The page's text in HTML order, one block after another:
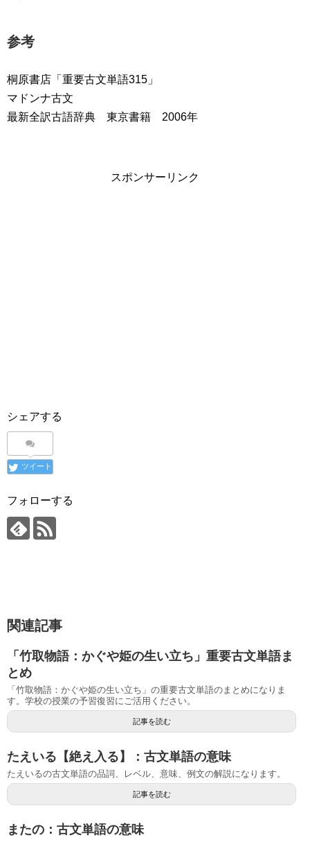
参考
桐原書店「重要古文単語315」
マドンナ古文
最新全訳古語辞典 東京書籍 2006年
スポンサーリンク
シェアする
ツイート
フォローする
関連記事
「竹取物語：かぐや姫の生い立ち」重要古文単語ま
とめ
「竹取物語：かぐや姫の生い立ち」の重要古文単語のまとめになりま
す。学校の授業の予習復習にご活用ください。
記事を読む
たえいる【絶え入る】：古文単語の意味
たえいるの古文単語の品詞、レベル、意味、例文の解説になります。
記事を読む
またの：古文単語の意味